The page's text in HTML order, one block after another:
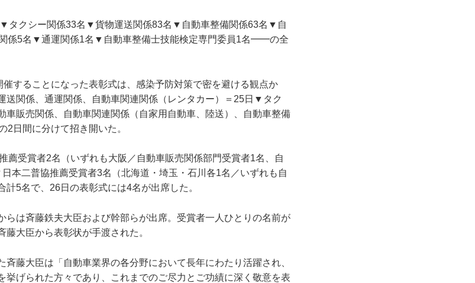
タクシー関係33名▼貨物運送関係83名▼自動車整備関係63名▼自
係5名▼通運関係1名▼自動車整備士技能検定専門委員1名━━の全
することになった表彰式は、感染予防対策で密を避ける観点か
送関係、通運関係、自動車関連関係（レンタカー）＝25日▼タク
車販売関係、自動車関連関係（自家用自動車、陸送）、自動車整備
日間に分けて招き開いた。
薦受賞者2名（いずれも大阪／自動車販売関係部門受賞者1名、自
本二普協推薦受賞者3名（北海道・埼玉・石川各1名／いずれも自
5名で、26日の表彰式には4名が出席した。
らは斉藤鉄夫大臣および幹部らが出席。受賞者一人ひとりの名前が
大臣から表彰状が手渡された。
藤大臣は「自動車業界の各分野において長年にわたり活躍され、
挙げられた方々であり、これまでのご尽力とご功績に深く敬意を表